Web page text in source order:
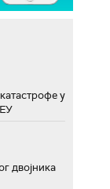
у
двојника